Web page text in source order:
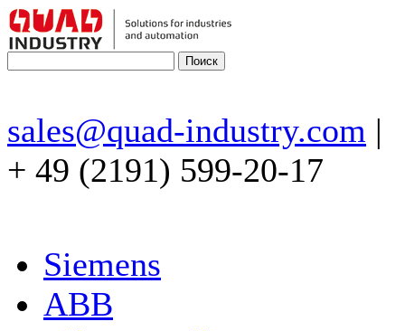
sales@quad-industry.com |
+ 49 (2191) 599-20-17
Siemens
ABB